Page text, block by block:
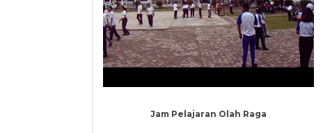
Jam Pelajaran Olah Raga